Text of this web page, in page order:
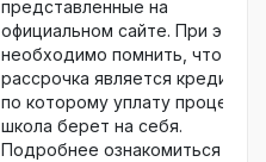
представленные на
официальном сайте. При этом
необходимо помнить, что
рассрочка является кредитом,
по которому уплату процентов
школа берет на себя.
Подробнее ознакомиться с